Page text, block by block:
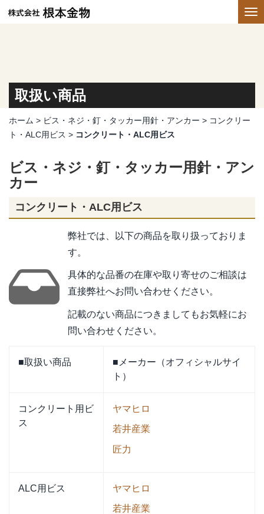
取扱い商品
ホーム > ビス・ネジ・釘・タッカー用針・アンカー > コンクリー
ト・ALC用ビス > コンクリート・ALC用ビス
ビス・ネジ・釘・タッカー用針・アン
カー
コンクリート・ALC用ビス
弊社では、以下の商品を取り扱っておりま
す。
具体的な品番の在庫や取り寄せのご相談は
直接弊社へお問い合わせください。
記載のない商品につきましてもお気軽にお
問い合わせください。
■取扱い商品
■メーカー（オフィシャルサイ
ト）
コンクリート用ビ
ス
ヤマヒロ
若井産業
匠力
ALC用ビス ヤマヒロ
若井産業